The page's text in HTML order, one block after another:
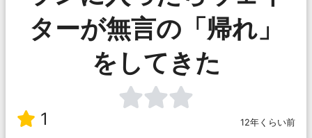
ターが無言の「帰れ」
をしてきた
1 12年くらい前